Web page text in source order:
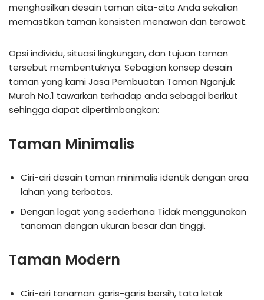
menghasilkan desain taman cita-cita Anda sekalian
memastikan taman konsisten menawan dan terawat.
Opsi individu, situasi lingkungan, dan tujuan taman
tersebut membentuknya. Sebagian konsep desain
taman yang kami Jasa Pembuatan Taman Nganjuk
Murah No.1 tawarkan terhadap anda sebagai berikut
sehingga dapat dipertimbangkan:
Taman Minimalis
Ciri-ciri desain taman minimalis identik dengan area
lahan yang terbatas.
Dengan logat yang sederhana Tidak menggunakan
tanaman dengan ukuran besar dan tinggi.
Taman Modern
Ciri-ciri tanaman: garis-garis bersih, tata letak